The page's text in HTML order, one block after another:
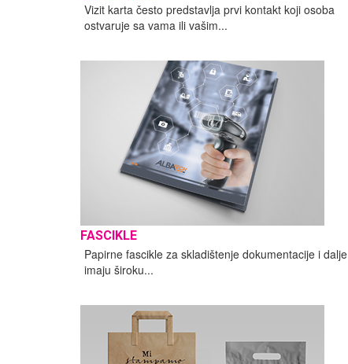
Vizit karta često predstavlja prvi kontakt koji osoba
ostvaruje sa vama ili vašim...
FASCIKLE
Papirne fascikle za skladištenje dokumentacije i dalje
imaju široku...